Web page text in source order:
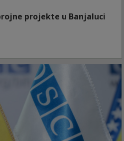
projekte u Banjaluci